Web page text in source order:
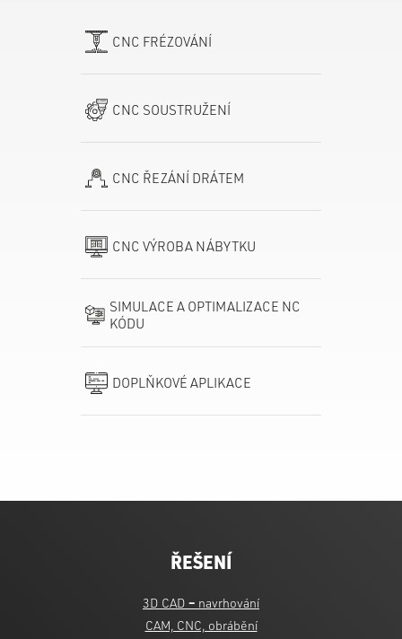
CNC FRÉZOVÁNÍ
CNC SOUSTRUŽENÍ
CNC ŘEZÁNÍ DRÁTEM
CNC VÝROBA NÁBYTKU
SIMULACE A OPTIMALIZACE NC
KÓDU
DOPLŇKOVÉ APLIKACE
ŘEŠENÍ
3D CAD – navrhování
CAM, CNC, obrábění